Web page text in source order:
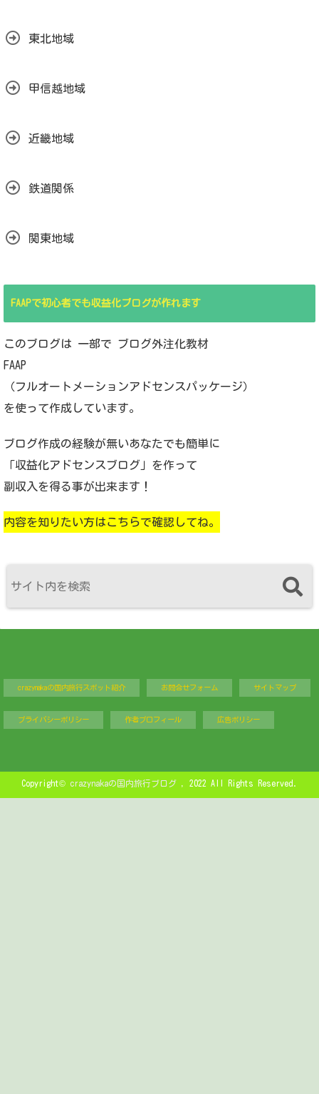
東北地域
甲信越地域
近畿地域
鉄道関係
関東地域
FAAPで初心者でも収益化ブログが作れます
このブログは 一部で ブログ外注化教材
FAAP
（フルオートメーションアドセンスパッケージ）
を使って作成しています。
ブログ作成の経験が無いあなたでも簡単に
「収益化アドセンスブログ」を作って
副収入を得る事が出来ます！
内容を知りたい方はこちらで確認してね。
crazynakaの国内旅行スポット紹介 お問合せフォーム サイトマップ
プライバシーポリシー 作者プロフィール 広告ポリシー
Copyright© crazynakaの国内旅行ブログ , 2022 All Rights Reserved.